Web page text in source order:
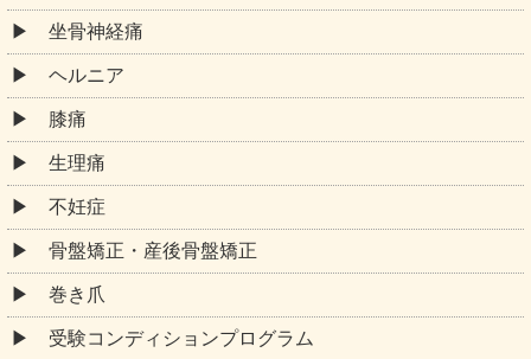
坐骨神経痛
ヘルニア
膝痛
生理痛
不妊症
骨盤矯正・産後骨盤矯正
巻き爪
受験コンディションプログラム